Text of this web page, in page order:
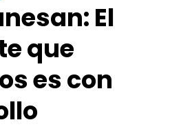
El
que
es con